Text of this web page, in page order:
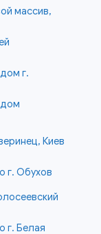
массив,
г.
Киев
г. Обухов
г. Белая